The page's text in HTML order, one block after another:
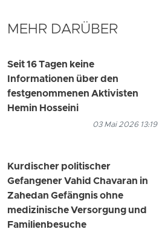
MEHR DARÜBER
Seit 16 Tagen keine
Informationen über den
festgenommenen Aktivisten
Hemin Hosseini
03 Mai 2026 13:19
Kurdischer politischer
Gefangener Vahid Chavaran in
Zahedan Gefängnis ohne
medizinische Versorgung und
Familienbesuche